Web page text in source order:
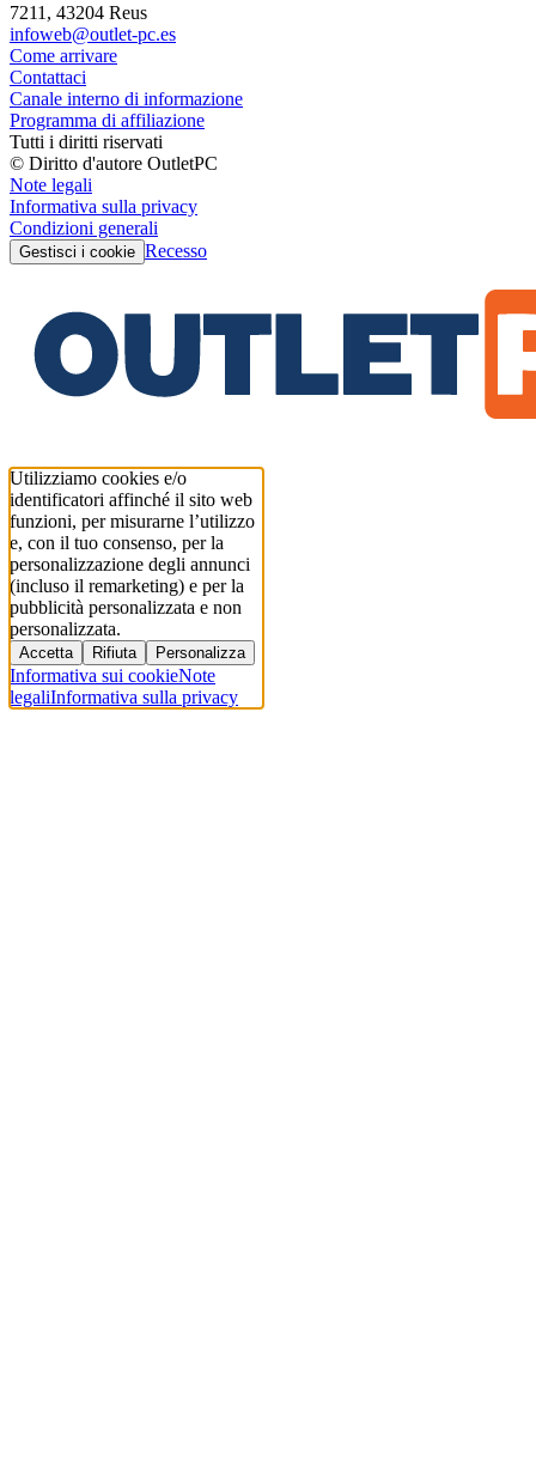
7211, 43204 Reus
infoweb@outlet-pc.es
Come arrivare
Contattaci
Canale interno di informazione
Programma di affiliazione
Tutti i diritti riservati
© Diritto d'autore OutletPC
Note legali
Informativa sulla privacy
Condizioni generali
Gestisci i cookie Recesso
Utilizziamo cookies e/o
identificatori affinché il sito web
funzioni, per misurarne l’utilizzo
e, con il tuo consenso, per la
personalizzazione degli annunci
(incluso il remarketing) e per la
pubblicità personalizzata e non
personalizzata.
Accetta Rifiuta Personalizza
Informativa sui cookieNote
legaliInformativa sulla privacy